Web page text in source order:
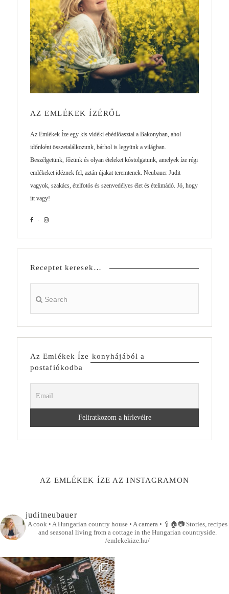
AZ EMLÉKEK ÍZÉRŐL
Az Emlékek Íze egy kis vidéki ebédlőasztal a Bakonyban, ahol
időnként összetalálkozunk, bárhol is legyünk a világban.
Beszélgetünk, főzünk és olyan ételeket kóstolgatunk, amelyek íze régi
emlékeket idéznek fel, aztán újakat teremtenek. Neubauer Judit
vagyok, szakács, ételfotós és szenvedélyes élet és ételimádó. Jó, hogy
itt vagy!
Receptet keresek…
Az Emlékek Íze konyhájából a
postafiókodba
AZ EMLÉKEK ÍZE AZ INSTAGRAMON
juditneubauer
A cook • A Hungarian country house • A camera • 🥄🏠📷Stories, recipes
and seasonal living from a cottage in the Hungarian countryside.
/emlekekize.hu/